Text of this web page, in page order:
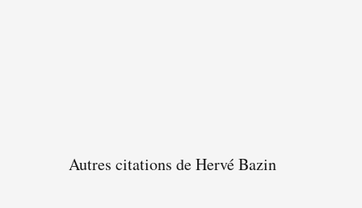
Autres citations de Hervé Bazin